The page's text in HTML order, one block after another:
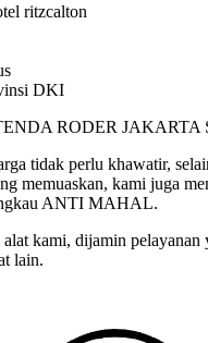
ritzcalton
DKI
tidak perlu khawatir,
memuaskan, kami juga
ANTI MAHAL.
kami, dijamin pelayanan
lain.